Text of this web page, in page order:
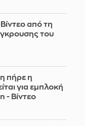
από τη
του
πήρε η
για εμπλοκή
- Βίντεο